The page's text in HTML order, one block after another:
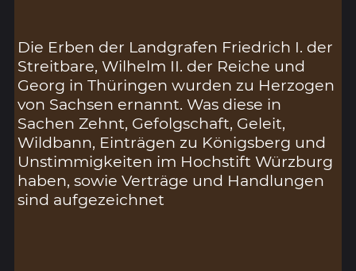
Die Erben der Landgrafen Friedrich I. der
Streitbare, Wilhelm II. der Reiche und
Georg in Thüringen wurden zu Herzogen
von Sachsen ernannt. Was diese in
Sachen Zehnt, Gefolgschaft, Geleit,
Wildbann, Einträgen zu Königsberg und
Unstimmigkeiten im Hochstift Würzburg
haben, sowie Verträge und Handlungen
sind aufgezeichnet